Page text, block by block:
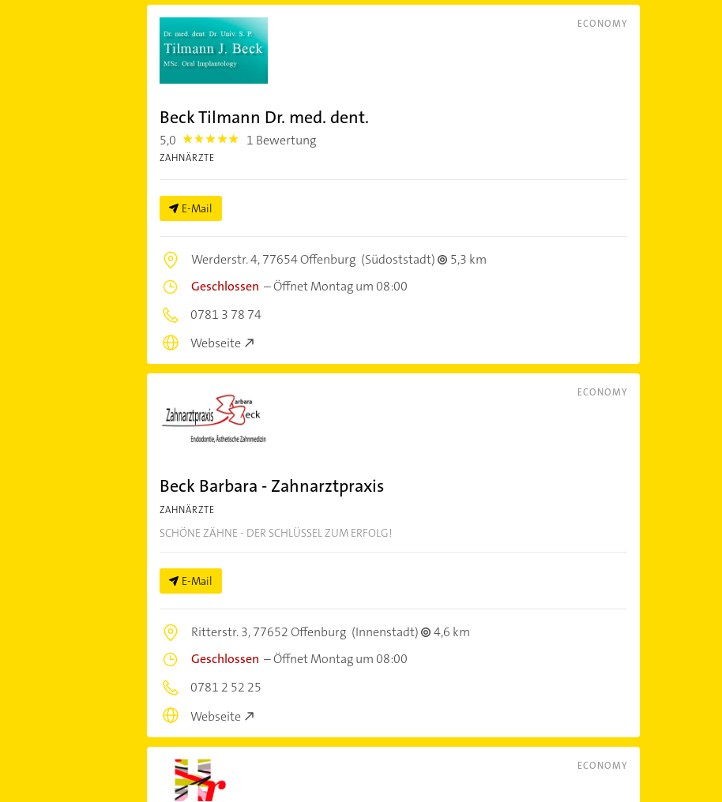
ECONOMY
Beck Tilmann Dr. med. dent.
5,0 5.0 1 Bewertung
ZAHNÄRZTE
E-Mail
Werderstr. 4,77654 Offenburg (Südoststadt)
5,3 km
Geschlossen –Öffnet Montag um 08:00
0781 3 78 74
Webseite
ECONOMY
Beck Barbara - Zahnarztpraxis
ZAHNÄRZTE
SCHÖNE ZÄHNE - DER SCHLÜSSEL ZUM ERFOLG!
E-Mail
Ritterstr. 3,77652 Offenburg (Innenstadt)
4,6 km
Geschlossen –Öffnet Montag um 08:00
0781 2 52 25
Webseite
ECONOMY